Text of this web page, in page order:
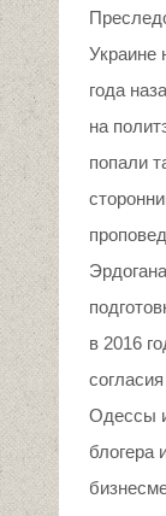
Украине
года
на
попали
в 2016
Одессы
блогера